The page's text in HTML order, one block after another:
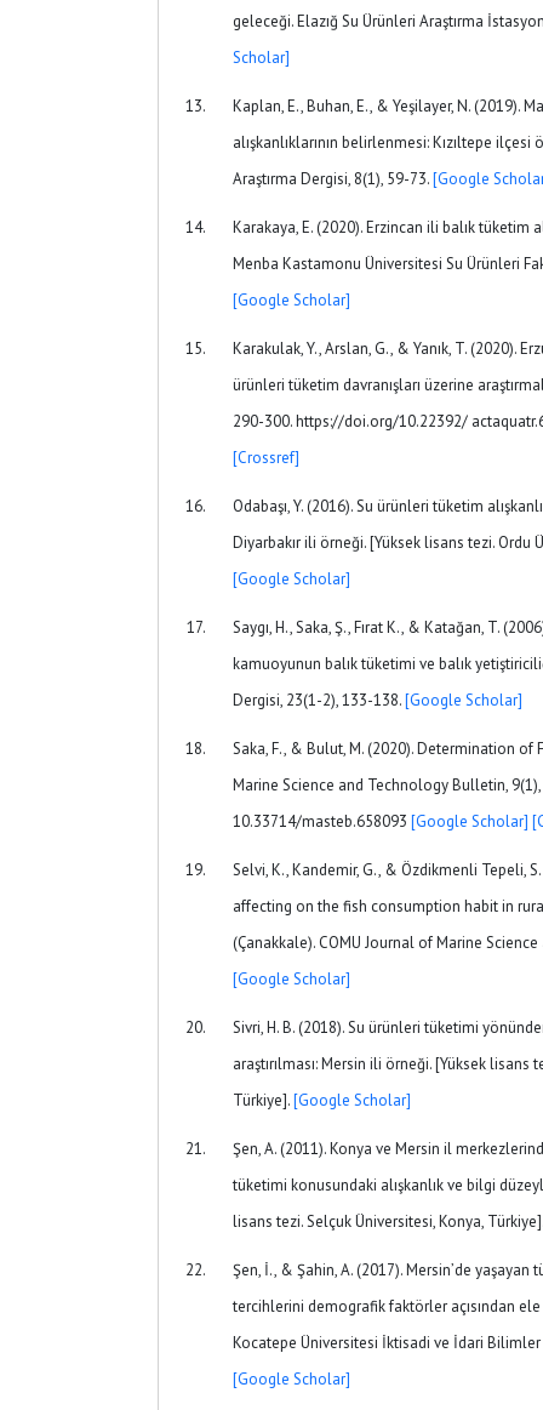
geleceği. Elazığ Su Ürünleri Araştırma
Scholar]
Kaplan, E., Buhan, E., & Yeşilayer, N. (2019).
alışkanlıklarının belirlenmesi: Kızıltepe
Araştırma Dergisi, 8(1), 59-73.[Google
Karakaya, E. (2020). Erzincan ili balık tüketim
Menba Kastamonu Üniversitesi Su Ürünleri
[Google Scholar]
Karakulak, Y., Arslan, G., & Yanık, T. (2020).
ürünleri tüketim davranışları üzerine
290-300. https://doi.org/10.22392/
[Crossref]
Odabaşı, Y. (2016). Su ürünleri tüketim
Diyarbakır ili örneği. [Yüksek lisans tezi. Ordu
[Google Scholar]
Saygı, H., Saka, Ş., Fırat K., & Katağan, T.
kamuoyunun balık tüketimi ve balık
Dergisi, 23(1-2), 133-138.[Google Scholar]
Saka, F., & Bulut, M. (2020). Determination of
Marine Science and Technology Bulletin,
10.33714/masteb.658093 [Google Scholar]
Selvi, K., Kandemir, G., & Özdikmenli Tepeli,
affecting on the fish consumption habit in
(Çanakkale). COMU Journal of Marine
[Google Scholar]
Sivri, H. B. (2018). Su ürünleri tüketimi
araştırılması: Mersin ili örneği. [Yüksek lisans
Türkiye].[Google Scholar]
Şen, A. (2011). Konya ve Mersin il
tüketimi konusundaki alışkanlık ve bilgi
lisans tezi. Selçuk Üniversitesi, Konya,
Şen, İ., & Şahin, A. (2017). Mersin’de
tercihlerini demografik faktörler açısından
Kocatepe Üniversitesi İktisadi ve İdari
[Google Scholar]